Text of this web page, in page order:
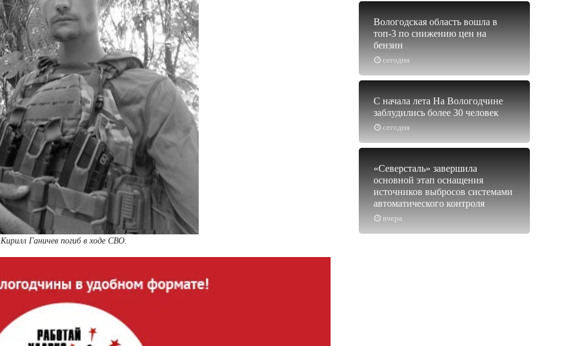
Кирилл Ганичев погиб в ходе СВО.
сегодня
Вологодская область вошла в
топ-3 по снижению цен на
бензин
сегодня
С начала лета На Вологодчине
заблудились более 30 человек
вчера
«Северсталь» завершила
основной этап оснащения
источников выбросов системами
автоматического контроля